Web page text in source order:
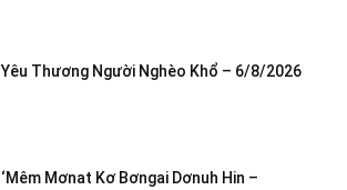
Yêu Thương Người Nghèo Khổ – 6/8/2026
‘Mêm Mơnat Kơ Bơngai Dơnuh Hin –